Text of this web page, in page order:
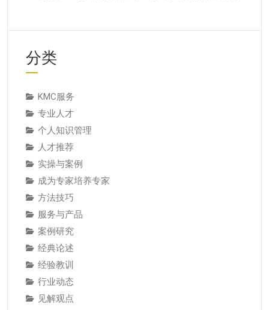
分类
KMC服务
专业人才
个人知识管理
人才推荐
实操与案例
成为专家培养专家
方法技巧
服务与产品
案例研究
经典论述
经验教训
行业动态
见解观点